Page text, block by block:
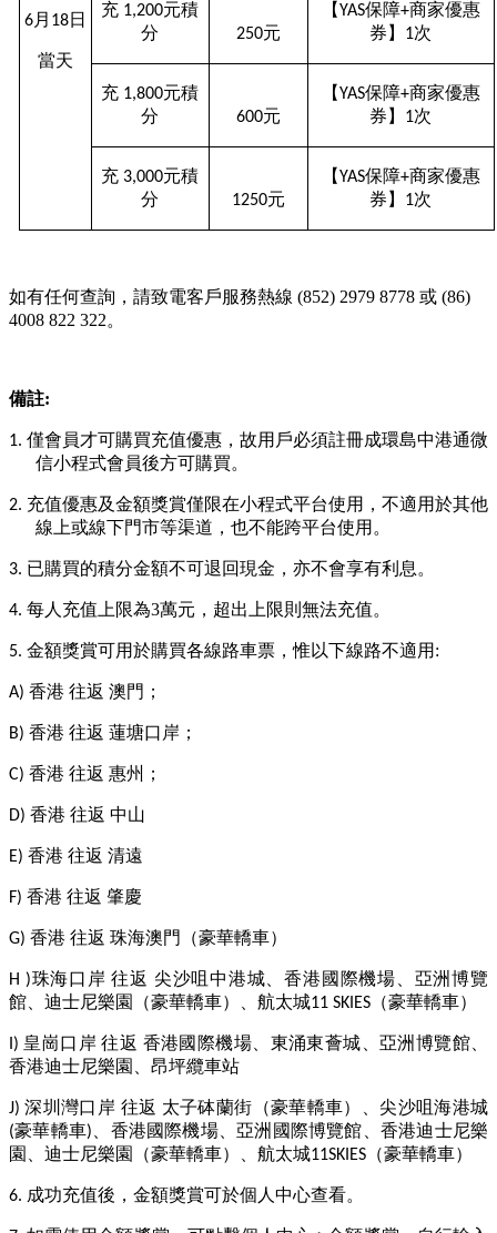
6月 18日
當天
充 1,200元積
分
250元
【YAS保障+商家優惠
券】 1次
充 1,800元積
分
600元
【YAS保障+商家優惠
券】 1次
充 3,000元積
分
1250元
【YAS保障+商家優惠
券】 1次
如有任何查詢，請致電客戶服務熱線 (852) 2979 8778 或 (86)
4008 822 322。
備註:
1. 僅會員才可購買充值優惠，故用戶必須註冊成環島中港通微
信小程式會員後方可購買。
2. 充值優惠及金額獎賞僅限在小程式平台使用，不適用於其他
線上或線下門市等渠道，也不能跨平台使用。
3. 已購買的積分金額不可退回現金，亦不會享有利息。
4. 每人充值上限為3萬元，超出上限則無法充值。
5. 金額獎賞可用於購買各線路車票，惟以下線路不適用 :
A) 香港 往返 澳門；
B) 香港 往返 蓮塘口岸；
C) 香港 往返 惠州；
D) 香港 往返 中山
E) 香港 往返 清遠
F) 香港 往返 肇慶
G) 香港 往返 珠海澳門（豪華轎車）
H )珠海口岸 往返 尖沙咀中港城、香港國際機場、亞洲博覽
館、迪士尼樂園（豪華轎車）、航太城11 SKIES （豪華轎車）
I) 皇崗口岸 往返 香港國際機場、 東涌東薈城、亞洲博覽館、
香港迪士尼樂園、昂坪纜車站
J)深圳灣口岸 往返 太子砵蘭街（豪華轎車）、尖沙咀海港城
(豪華轎車)
、香港國際機場、亞洲國際博覽館、香港迪士尼樂
園、迪士尼樂園（豪華轎車）、航太城11SKIES （豪華轎車）
6. 成功充值後，金額獎賞可於個人中心查看。